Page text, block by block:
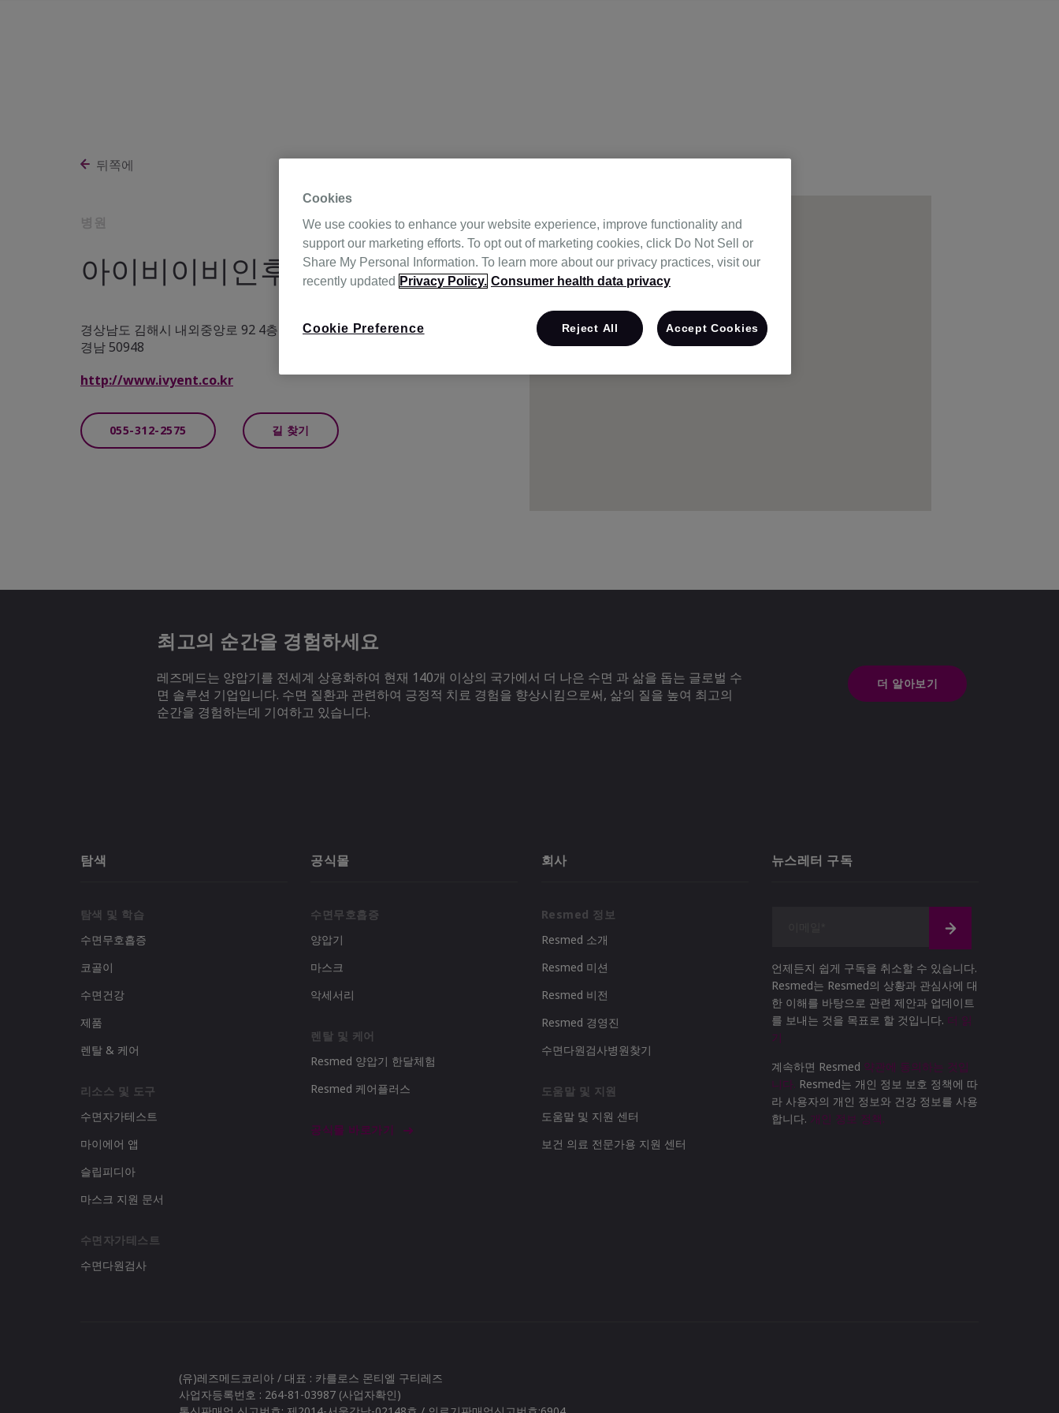
뒤쪽에
병원
아이비이비인후과의원
경상남도 김해시 내외중앙로 92 4층 (내동),
경남 50948
http://www.ivyent.co.kr
055-312-2575 길 찾기
최고의 순간을 경험하세요
레즈메드는 양압기를 전세계 상용화하여 현재 140개 이상의 국가에서 더 나은 수면 과 삶을 돕는 글로벌 수
면 솔루션 기업입니다. 수면 질환과 관련하여 긍정적 치료 경험을 향상시킴으로써, 삶의 질을 높여 최고의
순간을 경험하는데 기여하고 있습니다.
더 알아보기
탐색
탐색 및 학습
수면무호흡증
코골이
수면건강
제품
렌탈 & 케어
리소스 및 도구
수면자가테스트
마이에어 앱
슬립피디아
마스크 지원 문서
수면자가테스트
수면다원검사
공식몰
수면무호흡증
양압기
마스크
악세서리
렌탈 및 케어
Resmed 양압기 한달체험
Resmed 케어플러스
공식몰 바로가기
회사
Resmed 정보
Resmed 소개
Resmed 미션
Resmed 비전
Resmed 경영진
수면다원검사병원찾기
도움말 및 지원
도움말 및 지원 센터
보건 의료 전문가용 지원 센터
뉴스레터 구독
언제든지 쉽게 구독을 취소할 수 있습니다.
Resmed는 Resmed의 상황과 관심사에 대
한 이해를 바탕으로 관련 제안과 업데이트
를 보내는 것을 목표로 할 것입니다. 더 읽
기
계속하면 Resmed 약관에 동의하는 것입
니다. Resmed는 개인 정보 보호 정책에 따
라 사용자의 개인 정보와 건강 정보를 사용
합니다. 개인 정보 정책.
(유)레즈메드코리아 / 대표 : 카를로스 몬티엘 구티레즈
사업자등록번호 : 264-81-03987 (사업자확인)
Cookies
We use cookies to enhance your website experience, improve functionality and
support our marketing efforts. To opt out of marketing cookies, click Do Not Sell or
Share My Personal Information. To learn more about our privacy practices, visit our
recently updated Privacy Policy. Consumer health data privacy
Cookie Preference Reject All Accept Cookies